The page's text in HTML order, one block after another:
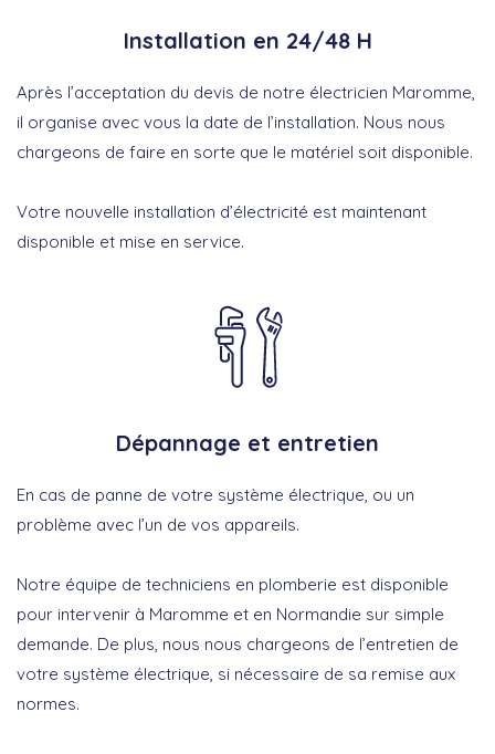
Installation en 24/48 H
Après l’acceptation du devis de notre électricien Maromme,
il organise avec vous la date de l’installation. Nous nous
chargeons de faire en sorte que le matériel soit disponible.
Votre nouvelle installation d’électricité est maintenant
disponible et mise en service.
Dépannage et entretien
En cas de panne de votre système électrique, ou un
problème avec l’un de vos appareils.
Notre équipe de techniciens en plomberie est disponible
pour intervenir à Maromme et en Normandie sur simple
demande. De plus, nous nous chargeons de l’entretien de
votre système électrique, si nécessaire de sa remise aux
normes.